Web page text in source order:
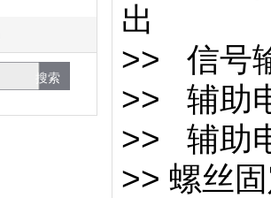
出
>> 信号
>> 辅助
>> 辅助
>> 螺丝